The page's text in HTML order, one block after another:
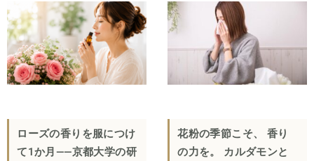
ローズの香りを服につけ
て1か月——京都大学の研
花粉の季節こそ、 香り
の力を。 カルダモンと